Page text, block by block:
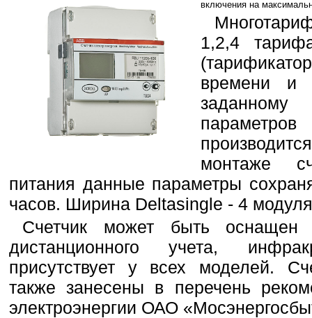
включения на
1,2,4
времени и
монтаже
питания данные параметры
часов. Ширина Deltasingle - 4
Счетчик может быть
дистанционного учета,
присутствует у всех моделей.
также занесены в перечень
электроэнергии ОАО